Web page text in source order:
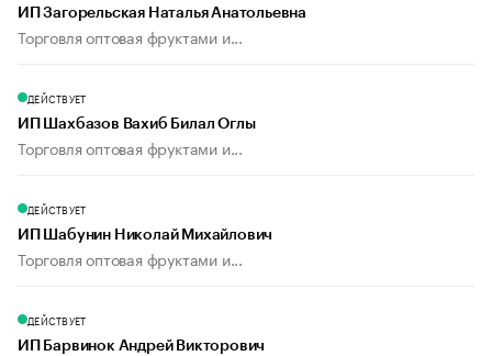
ИП Загорельская Наталья Анатольевна
Торговля оптовая фруктами и...
ДЕЙСТВУЕТ
ИП Шахбазов Вахиб Билал Оглы
Торговля оптовая фруктами и...
ДЕЙСТВУЕТ
ИП Шабунин Николай Михайлович
Торговля оптовая фруктами и...
ДЕЙСТВУЕТ
ИП Барвинок Андрей Викторович